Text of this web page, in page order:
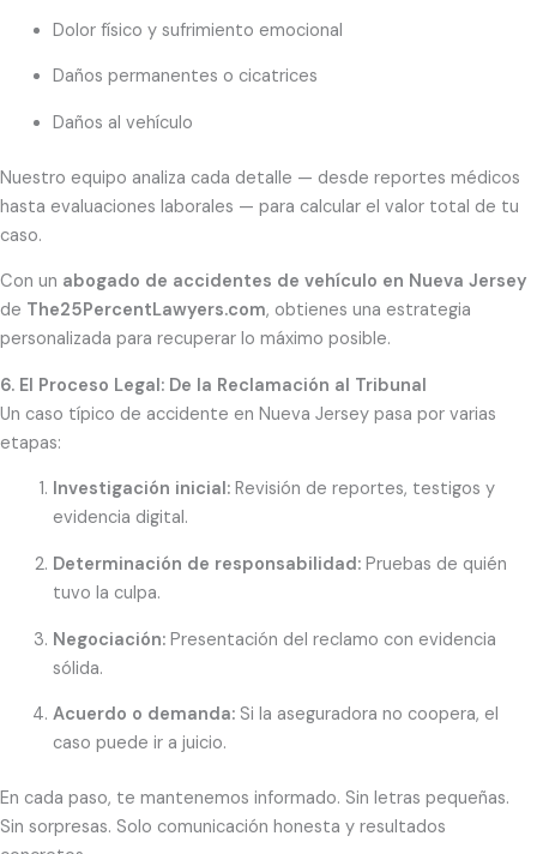
Dolor físico y sufrimiento emocional
Daños permanentes o cicatrices
Daños al vehículo
Nuestro equipo analiza cada detalle — desde reportes médicos
hasta evaluaciones laborales — para calcular el valor total de tu
caso.
Con un abogado de accidentes de vehículo en Nueva Jersey
de The25PercentLawyers.com, obtienes una estrategia
personalizada para recuperar lo máximo posible.
6. El Proceso Legal: De la Reclamación al Tribunal
Un caso típico de accidente en Nueva Jersey pasa por varias
etapas:
Investigación inicial:Revisión de reportes, testigos y
evidencia digital.
Determinación de responsabilidad:Pruebas de quién
tuvo la culpa.
Negociación:Presentación del reclamo con evidencia
sólida.
Acuerdo o demanda:Si la aseguradora no coopera, el
caso puede ir a juicio.
En cada paso, te mantenemos informado. Sin letras pequeñas.
Sin sorpresas. Solo comunicación honesta y resultados